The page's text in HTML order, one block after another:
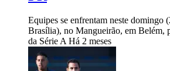
Equipes se enfrentam neste domingo
Brasília), no Mangueirão, em Belém,
da Série AHá 2 meses